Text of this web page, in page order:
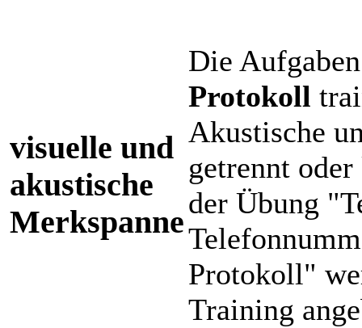
visuelle und
akustische
Merkspanne
Die
Protokoll
Akustische
getrennt
der Übung
Protokoll"
Training